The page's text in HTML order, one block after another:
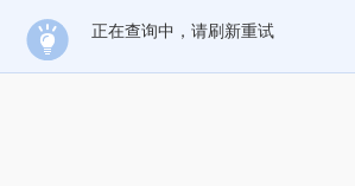
正在查询中，请刷新重试